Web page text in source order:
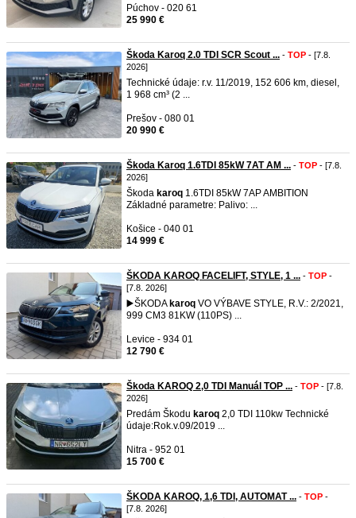
Púchov - 020 61
25 990 €
Škoda Karoq 2.0 TDI SCR Scout ... - TOP - [7.8.
2026]
Technické údaje: r.v. 11/2019, 152 606 km, diesel,
1 968 cm³ (2 ...
Prešov - 080 01
20 990 €
Škoda Karoq 1.6TDI 85kW 7AT AM ... - TOP - [7.8.
2026]
Škoda karoq 1.6TDI 85kW 7AP AMBITION
Základné parametre: Palivo: ...
Košice - 040 01
14 999 €
ŠKODA KAROQ FACELIFT, STYLE, 1 ... - TOP -
[7.8. 2026]
▶️ŠKODA karoq VO VÝBAVE STYLE, R.V.: 2/2021,
999 CM3 81KW (110PS) ...
Levice - 934 01
12 790 €
Škoda KAROQ 2,0 TDI Manuál TOP ... - TOP - [7.8.
2026]
Predám Škodu karoq 2,0 TDI 110kw Technické
údaje:Rok.v.09/2019 ...
Nitra - 952 01
15 700 €
ŠKODA KAROQ, 1,6 TDI, AUTOMAT ... - TOP -
[7.8. 2026]